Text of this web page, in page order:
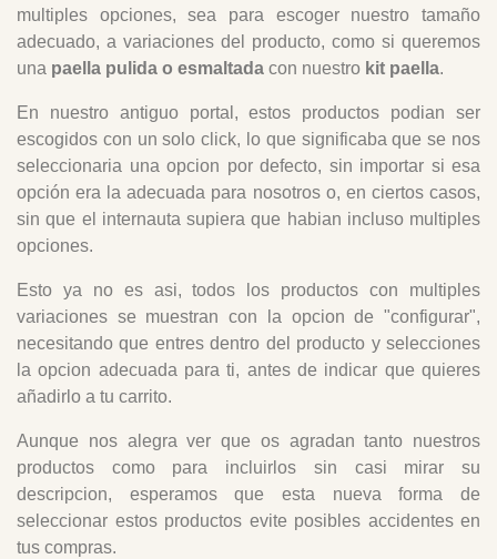
multiples opciones, sea para escoger nuestro tamaño
adecuado, a variaciones del producto, como si queremos
una paella pulida o esmaltada con nuestro kit paella.
En nuestro antiguo portal, estos productos podian ser
escogidos con un solo click, lo que significaba que se nos
seleccionaria una opcion por defecto, sin importar si esa
opción era la adecuada para nosotros o, en ciertos casos,
sin que el internauta supiera que habian incluso multiples
opciones.
Esto ya no es asi, todos los productos con multiples
variaciones se muestran con la opcion de "configurar",
necesitando que entres dentro del producto y selecciones
la opcion adecuada para ti, antes de indicar que quieres
añadirlo a tu carrito.
Aunque nos alegra ver que os agradan tanto nuestros
productos como para incluirlos sin casi mirar su
descripcion, esperamos que esta nueva forma de
seleccionar estos productos evite posibles accidentes en
tus compras.